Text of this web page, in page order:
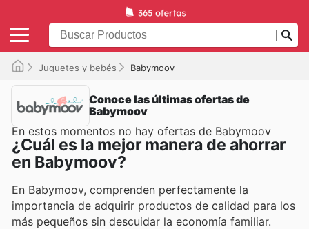
Juguetes y bebés Babymoov
Conoce las últimas ofertas de
Babymoov
En estos momentos no hay ofertas de Babymoov
¿Cuál es la mejor manera de ahorrar
en Babymoov?
En Babymoov, comprenden perfectamente la
importancia de adquirir productos de calidad para los
más pequeños sin descuidar la economía familiar.